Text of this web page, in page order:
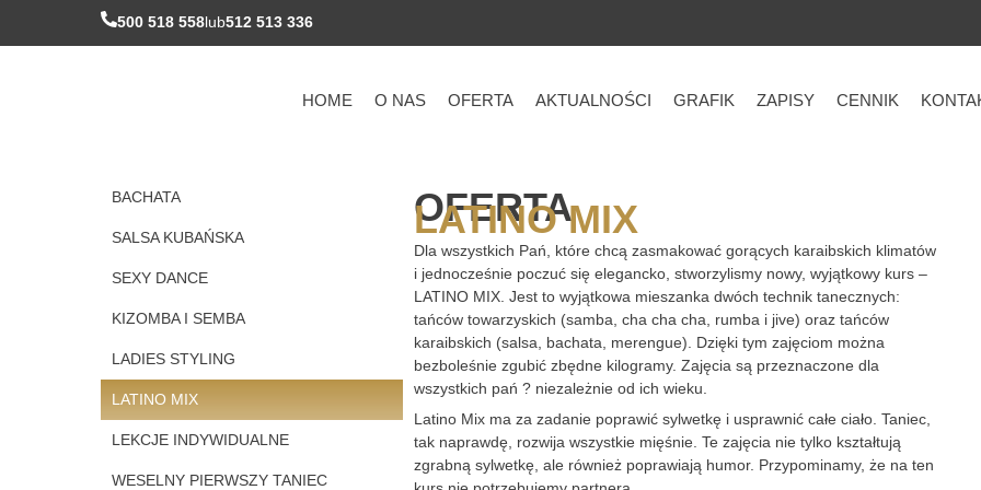
treści
500 518 558lub512 513 336
HOME O NAS OFERTA AKTUALNOŚCI GRAFIK ZAPISY CENNIK
BACHATA
SALSA KUBAŃSKA
SEXY DANCE
KIZOMBA I SEMBA
LADIES STYLING
LATINO MIX
LEKCJE INDYWIDUALNE
WESELNY PIERWSZY TANIEC
OFERTA
LATINO MIX
Dla wszystkich Pań, które chcą zasmakować gorących karaibskich klimatów
i jednocześnie poczuć się elegancko, stworzylismy nowy, wyjątkowy kurs –
LATINO MIX. Jest to wyjątkowa mieszanka dwóch technik tanecznych:
tańców towarzyskich (samba, cha cha cha, rumba i jive) oraz tańców
karaibskich (salsa, bachata, merengue). Dzięki tym zajęciom można
bezboleśnie zgubić zbędne kilogramy. Zajęcia są przeznaczone dla
wszystkich pań ? niezależnie od ich wieku.
Latino Mix ma za zadanie poprawić sylwetkę i usprawnić całe ciało. Taniec,
tak naprawdę, rozwija wszystkie mięśnie. Te zajęcia nie tylko kształtują
zgrabną sylwetkę, ale również poprawiają humor. Przypominamy, że na ten